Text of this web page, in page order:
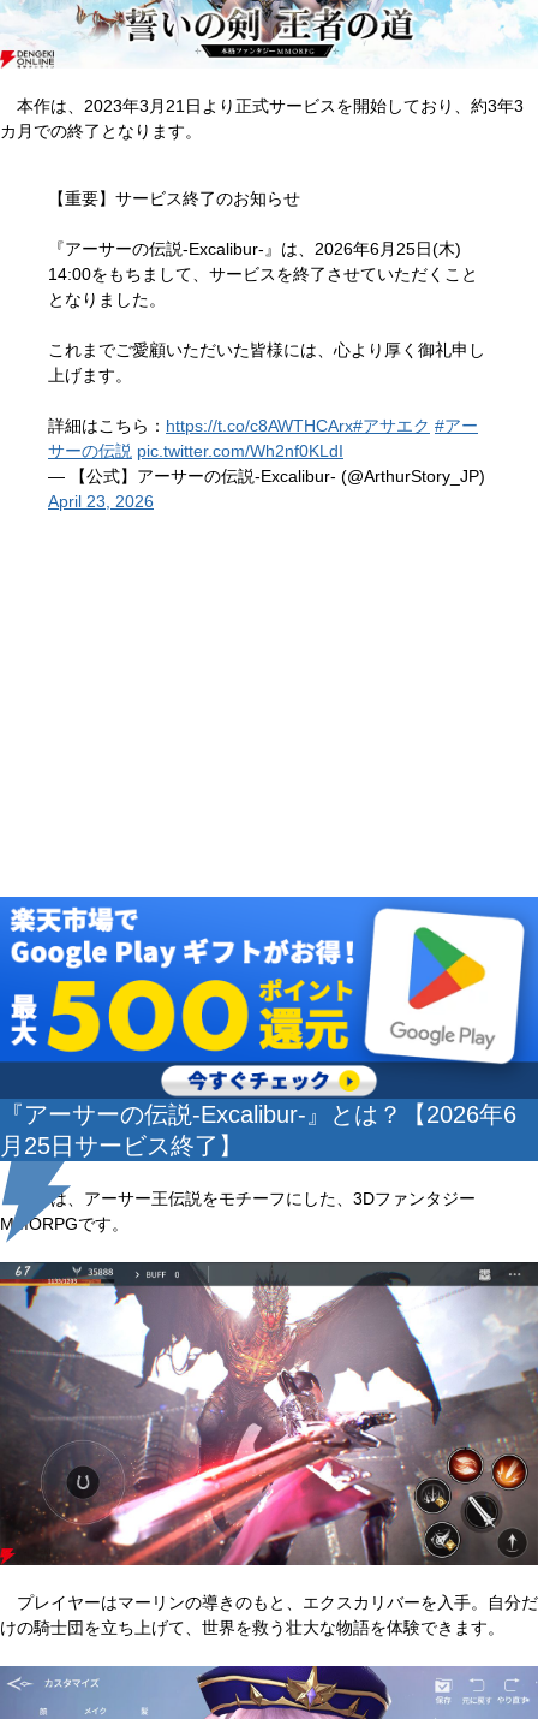
本作は、2023年3月21日より正式サービスを開始しており、約3年3
カ月での終了となります。
【重要】サービス終了のお知らせ
『アーサーの伝説-Excalibur-』は、2026年6月25日(木)
14:00をもちまして、サービスを終了させていただくこと
となりました。
これまでご愛顧いただいた皆様には、心より厚く御礼申し
上げます。
詳細はこちら： https://t.co/c8AWTHCArx#アサエク #アー
サーの伝説 pic.twitter.com/Wh2nf0KLdI
— 【公式】アーサーの伝説-Excalibur- (@ArthurStory_JP)
April 23, 2026
『アーサーの伝説-Excalibur-』とは？【2026年6
月25日サービス終了】
本作は、アーサー王伝説をモチーフにした、3Dファンタジー
MMORPGです。
プレイヤーはマーリンの導きのもと、エクスカリバーを入手。自分だ
けの騎士団を立ち上げて、世界を救う壮大な物語を体験できます。